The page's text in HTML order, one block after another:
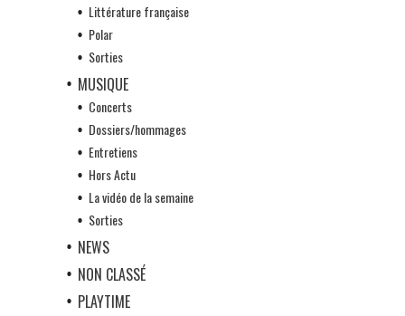
Littérature française
Polar
Sorties
MUSIQUE
Concerts
Dossiers/hommages
Entretiens
Hors Actu
La vidéo de la semaine
Sorties
NEWS
NON CLASSÉ
PLAYTIME